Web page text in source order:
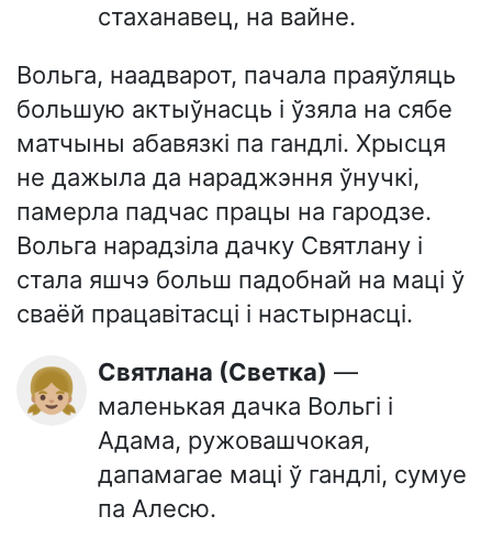
стаханавец, на вайне.
Вольга, наадварот, пачала праяўляць
большую актыўнасць і ўзяла на сябе
матчыны абавязкі па гандлі. Хрысця
не дажыла да нараджэння ўнучкі,
памерла падчас працы на гародзе.
Вольга нарадзіла дачку Святлану і
стала яшчэ больш падобнай на маці ў
сваёй працавітасці і настырнасці.
👧🏼 Святлана (Светка) —
маленькая дачка Вольгі і
Адама, ружовашчокая,
дапамагае маці ў гандлі, сумуе
па Алесю.